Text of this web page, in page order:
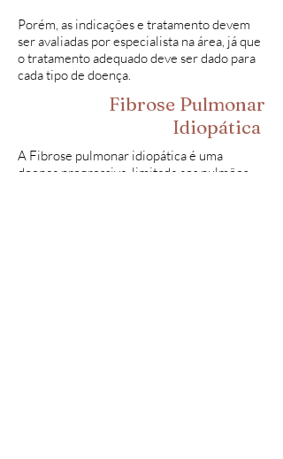
Porém, as indicações e tratamento devem
ser avaliadas por especialista na área, já que
o tratamento adequado deve ser dado para
cada tipo de doença.
Fibrose Pulmonar
Idiopática
A Fibrose pulmonar idiopática é uma
doença progressiva, limitada aos pulmões.